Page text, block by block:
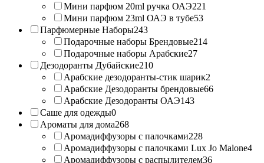
Мини парфюм 20ml ручка ОАЭ221
Мини парфюм 23ml ОАЭ в тубе53
Парфюмерные Наборы243
Подарочные наборы Брендовые214
Подарочные наборы Арабские27
Дезодоранты Дубайские210
Арабские дезодоранты-стик шарик2
Арабские Дезодоранты брендовые66
Арабские Дезодоранты ОАЭ143
Саше для одежды0
Ароматы для дома268
Аромадиффузоры с палочками228
Аромадиффузоры с палочками Lux Jo Malone4
Аромадиффузоры с распылителем36